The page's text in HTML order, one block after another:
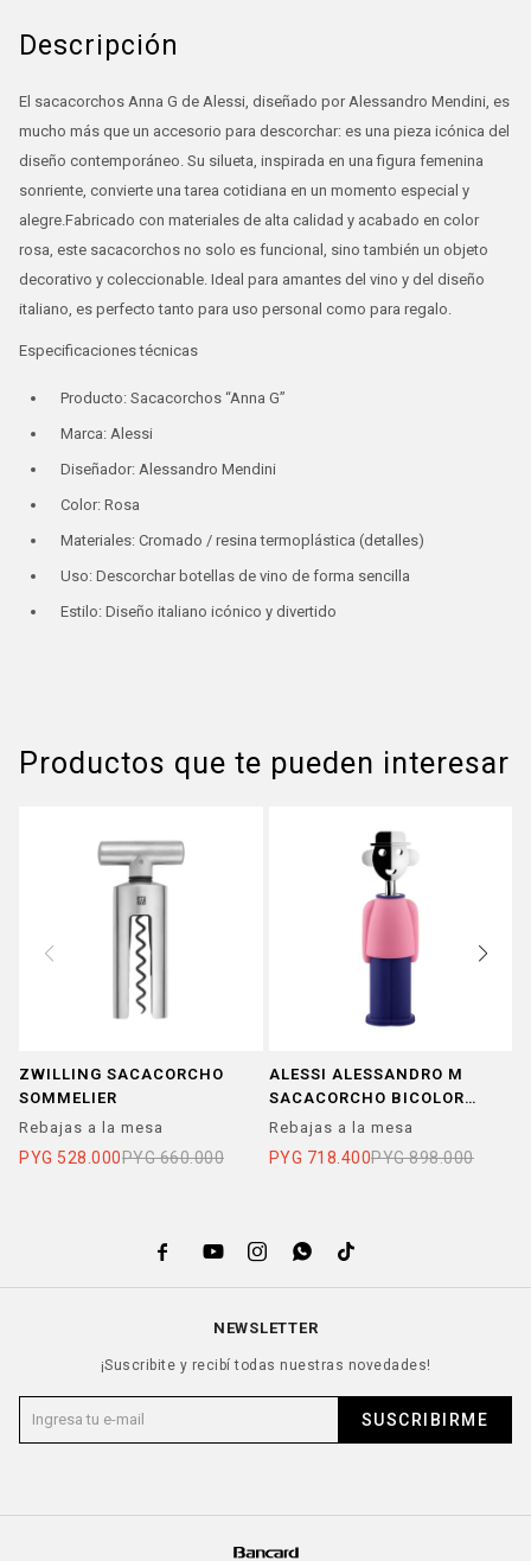
Descripción
El sacacorchos Anna G de Alessi, diseñado por Alessandro Mendini, es
mucho más que un accesorio para descorchar: es una pieza icónica del
diseño contemporáneo. Su silueta, inspirada en una figura femenina
sonriente, convierte una tarea cotidiana en un momento especial y
alegre.Fabricado con materiales de alta calidad y acabado en color
rosa, este sacacorchos no solo es funcional, sino también un objeto
decorativo y coleccionable. Ideal para amantes del vino y del diseño
italiano, es perfecto tanto para uso personal como para regalo.
Especificaciones técnicas
Producto: Sacacorchos “Anna G”
Marca: Alessi
Diseñador: Alessandro Mendini
Color: Rosa
Materiales: Cromado / resina termoplástica (detalles)
Uso: Descorchar botellas de vino de forma sencilla
Estilo: Diseño italiano icónico y divertido
Productos que te pueden interesar
ZWILLING SACACORCHO
SOMMELIER
Rebajas a la mesa
PYG 528.000PYG 660.000
ALESSI ALESSANDRO M
SACACORCHO BICOLOR
ROSA
Rebajas a la mesa
PYG 718.400PYG 898.000
    
NEWSLETTER
¡Suscribite y recibí todas nuestras novedades!
SUSCRIBIRME